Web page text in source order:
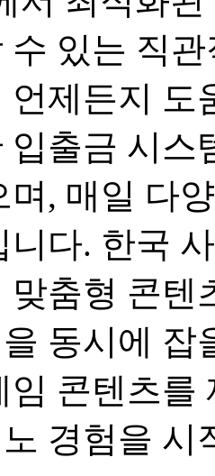
수 있는 직
언제든지 도
입출금 시스
며, 매일 다
니다. 한국
맞춤형 콘텐
동시에 잡
임 콘텐츠를
경험을 시